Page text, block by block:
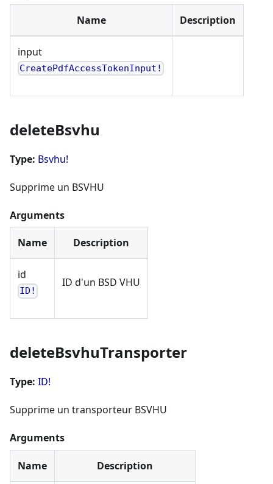
Name Description
input
CreatePdfAccessTokenInput!
deleteBsvhu
Type: Bsvhu!
Supprime un BSVHU
Arguments
Name Description
id
ID!
ID d'un BSD VHU
deleteBsvhuTransporter
Type: ID!
Supprime un transporteur BSVHU
Arguments
Name Description